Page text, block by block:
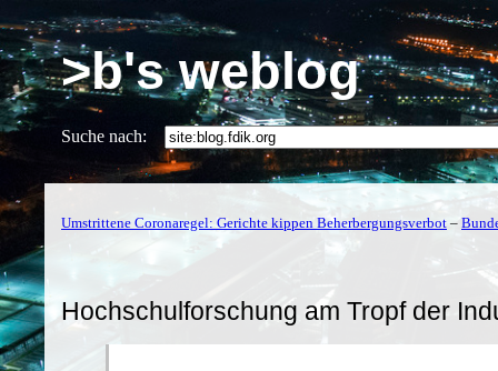
>b's weblog
Suche nach:
Umstrittene Coronaregel: Gerichte kippen Beherbergungsverbot –
Hochschulforschung am Tropf der